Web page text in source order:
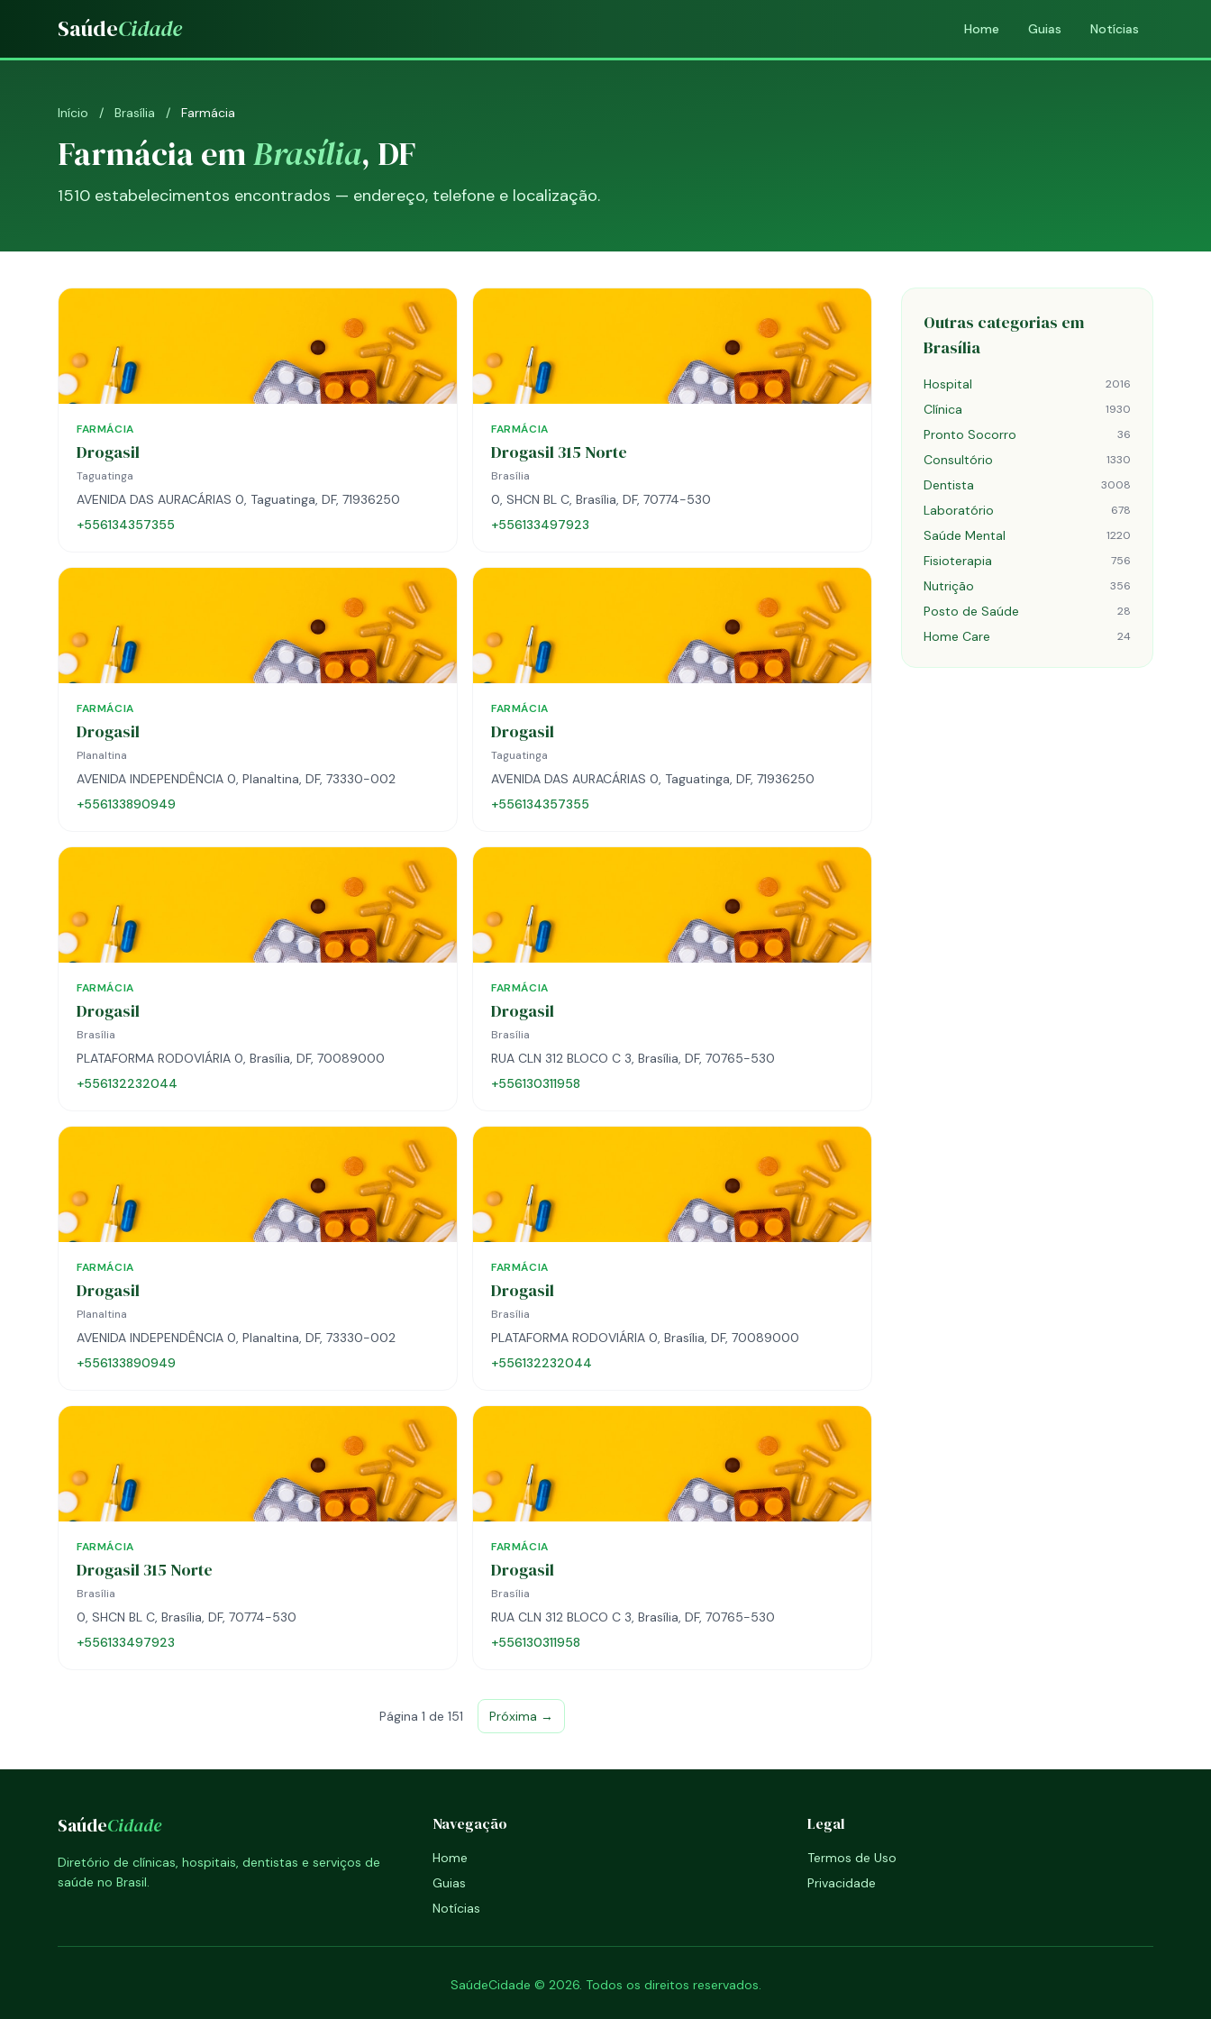
SaúdeCidade Home Guias Notícias
Início / Brasília / Farmácia
Farmácia emBrasília, DF
1510 estabelecimentos encontrados — endereço, telefone e localização.
FARMÁCIA
Drogasil
Taguatinga
AVENIDA DAS AURACÁRIAS 0, Taguatinga, DF, 71936250
+556134357355
FARMÁCIA
Drogasil 315 Norte
Brasília
0, SHCN BL C, Brasília, DF, 70774-530
+556133497923
FARMÁCIA
Drogasil
Planaltina
AVENIDA INDEPENDÊNCIA 0, Planaltina, DF, 73330-002
+556133890949
FARMÁCIA
Drogasil
Taguatinga
AVENIDA DAS AURACÁRIAS 0, Taguatinga, DF, 71936250
+556134357355
FARMÁCIA
Drogasil
Brasília
PLATAFORMA RODOVIÁRIA 0, Brasília, DF, 70089000
+556132232044
FARMÁCIA
Drogasil
Brasília
RUA CLN 312 BLOCO C 3, Brasília, DF, 70765-530
+556130311958
FARMÁCIA
Drogasil
Planaltina
AVENIDA INDEPENDÊNCIA 0, Planaltina, DF, 73330-002
+556133890949
FARMÁCIA
Drogasil
Brasília
PLATAFORMA RODOVIÁRIA 0, Brasília, DF, 70089000
+556132232044
FARMÁCIA
Drogasil 315 Norte
Brasília
0, SHCN BL C, Brasília, DF, 70774-530
+556133497923
FARMÁCIA
Drogasil
Brasília
RUA CLN 312 BLOCO C 3, Brasília, DF, 70765-530
+556130311958
Página 1 de 151 Próxima →
Outras categorias em
Brasília
Hospital 2016
Clínica 1930
Pronto Socorro 36
Consultório 1330
Dentista 3008
Laboratório 678
Saúde Mental 1220
Fisioterapia 756
Nutrição 356
Posto de Saúde 28
Home Care 24
SaúdeCidade
Diretório de clínicas, hospitais, dentistas e serviços de
saúde no Brasil.
Navegação
Home
Guias
Notícias
Legal
Termos de Uso
Privacidade
SaúdeCidade © 2026. Todos os direitos reservados.